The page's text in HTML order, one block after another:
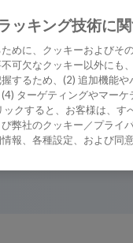
ベネフィ
ッキング技術に
めに、クッキーおよびそ
可欠なクッキー以外にも
するため、(2) 追加機能
ターゲティングやマー
クすると、お客様は、
弊社のクッキー／プライ
報、各種設定、および同